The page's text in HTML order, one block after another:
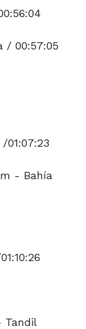
/ 00:57:05
- Bahía
Tandil